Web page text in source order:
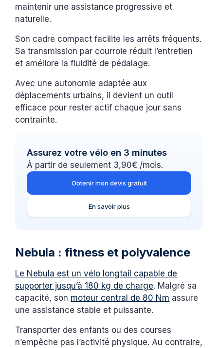
maintenir une assistance progressive et
naturelle.
Son cadre compact facilite les arrêts fréquents.
Sa transmission par courroie réduit l’entretien
et améliore la fluidité de pédalage.
Avec une autonomie adaptée aux
déplacements urbains, il devient un outil
efficace pour rester actif chaque jour sans
contrainte.
Assurez votre vélo en 3 minutes
À partir de seulement 3,90€ /mois.
Obtenir mon devis gratuit
En savoir plus
Nebula : fitness et polyvalence
Le Nebula est un vélo longtail capable de
supporter jusqu’à 180 kg de charge. Malgré sa
capacité, son moteur central de 80 Nm assure
une assistance stable et puissante.
Transporter des enfants ou des courses
n’empêche pas l’activité physique. Au contraire,